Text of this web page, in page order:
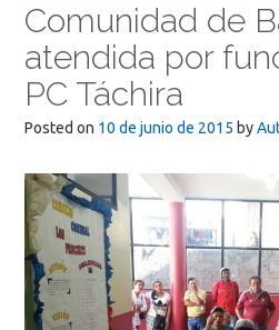
Comunidad de
atendida por
PC Táchira
Posted on 10 de junio de 2015 by